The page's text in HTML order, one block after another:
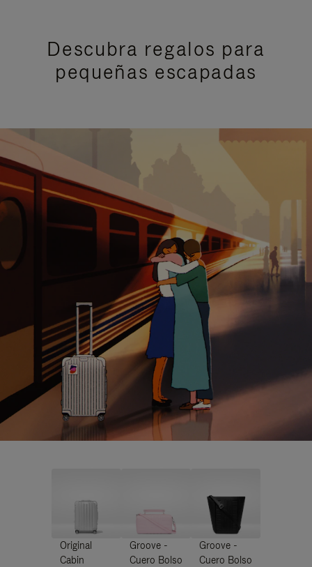
Descubra regalos para
pequeñas escapadas
Original
Cabin
Groove -
Cuero Bolso
Groove -
Cuero Bolso